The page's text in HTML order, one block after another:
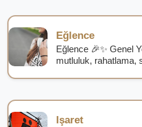
Eğlence
Eğlence 🎉✨ Genel
mutluluk, rahatlama,
Işaret